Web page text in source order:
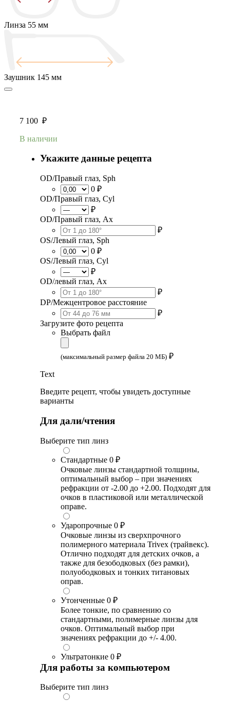
Линза 55 мм
Заушник 145 мм
7 100 ₽
В наличии
Укажите данные рецепта
OD/Правый глаз, Sph
0 ₽
OD/Правый глаз, Cyl
₽
OD/Правый глаз, Ax
₽
OS/Левый глаз, Sph
0 ₽
OS/Левый глаз, Cyl
₽
OD/левый глаз, Ax
₽
DP/Межцентровое расстояние
₽
Загрузите фото рецепта
Выбрать файл
(максимальный размер файла 20 МБ) ₽
Text
Введите рецепт, чтобы увидеть доступные
варианты
Для дали/чтения
Выберите тип линз
Стандартные 0 ₽
Очковые линзы стандартной толщины,
оптимальный выбор – при значениях
рефракции от -2.00 до +2.00. Подходят для
очков в пластиковой или металлической
оправе.
Ударопрочные 0 ₽
Очковые линзы из сверхпрочного
полимерного материала Trivex (трайвекс).
Отлично подходят для детских очков, а
также для безободковых (без рамки),
полуободковых и тонких титановых
оправ.
Утонченные 0 ₽
Более тонкие, по сравнению со
стандартными, полимерные линзы для
очков. Оптимальный выбор при
значениях рефракции до +/- 4.00.
Ультратонкие 0 ₽
Для работы за компьютером
Выберите тип линз